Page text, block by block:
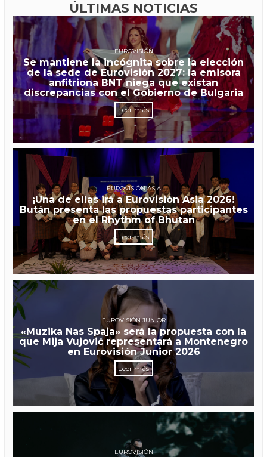
ÚLTIMAS NOTICIAS
EUROVISIÓN
Se mantiene la incógnita sobre la elección
de la sede de Eurovisión 2027: la emisora
anfitriona BNT niega que existan
discrepancias con el Gobierno de Bulgaria
Leer más
EUROVISIÓN ASIA
¡Una de ellas irá a Eurovisión Asia 2026!
Bután presenta las propuestas participantes
en el Rhythm of Bhutan
Leer más
EUROVISIÓN JUNIOR
«Muzika Nas Spaja» será la propuesta con la
que Mija Vujović representará a Montenegro
en Eurovisión Junior 2026
Leer más
EUROVISIÓN